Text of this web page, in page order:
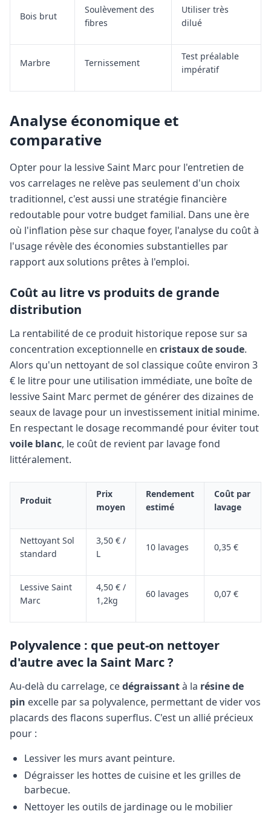
Bois brut
Soulèvement des
fibres
Utiliser très
dilué
Marbre Ternissement
Test préalable
impératif
Analyse économique et
comparative
Opter pour la lessive Saint Marc pour l'entretien de
vos carrelages ne relève pas seulement d'un choix
traditionnel, c'est aussi une stratégie financière
redoutable pour votre budget familial. Dans une ère
où l'inflation pèse sur chaque foyer, l'analyse du coût à
l'usage révèle des économies substantielles par
rapport aux solutions prêtes à l'emploi.
Coût au litre vs produits de grande
distribution
La rentabilité de ce produit historique repose sur sa
concentration exceptionnelle en cristaux de soude.
Alors qu'un nettoyant de sol classique coûte environ 3
€ le litre pour une utilisation immédiate, une boîte de
lessive Saint Marc permet de générer des dizaines de
seaux de lavage pour un investissement initial minime.
En respectant le dosage recommandé pour éviter tout
voile blanc, le coût de revient par lavage fond
littéralement.
Produit
Prix
moyen
Rendement
estimé
Coût par
lavage
Nettoyant Sol
standard
3,50 € /
L
10 lavages 0,35 €
Lessive Saint
Marc
4,50 € /
1,2kg
60 lavages 0,07 €
Polyvalence : que peut-on nettoyer
d'autre avec la Saint Marc ?
Au-delà du carrelage, cedégraissantà la résine de
pin excelle par sa polyvalence, permettant de vider vos
placards des flacons superflus. C'est un allié précieux
pour :
Lessiver les murs avant peinture.
Dégraisser les hottes de cuisine et les grilles de
barbecue.
Nettoyer les outils de jardinage ou le mobilier